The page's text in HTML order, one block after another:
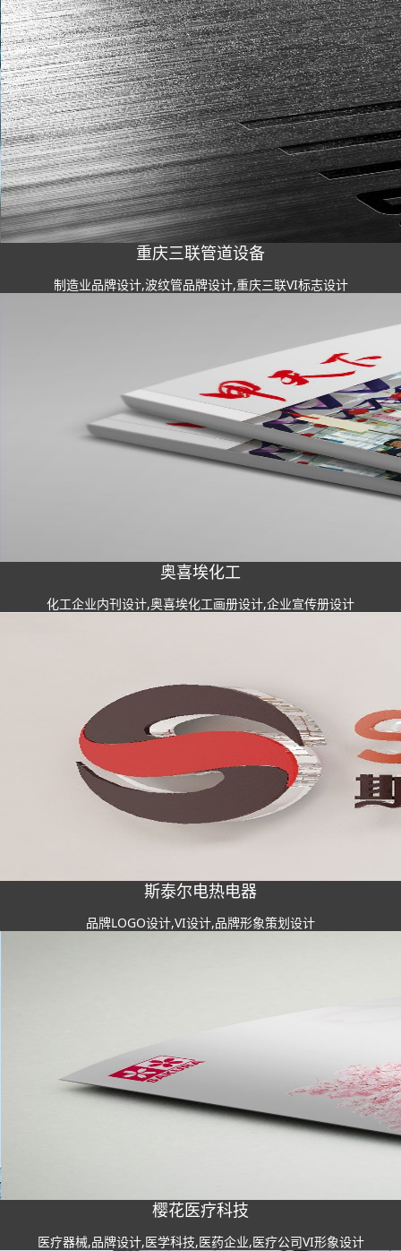
重庆三联管道设备
制造业品牌设计,波纹管品牌设计,重庆三联VI标志设计
奥喜埃化工
化工企业内刊设计,奥喜埃化工画册设计,企业宣传册设计
斯泰尔电热电器
品牌LOGO设计,VI设计,品牌形象策划设计
樱花医疗科技
医疗器械,品牌设计,医学科技,医药企业,医疗公司VI形象设计